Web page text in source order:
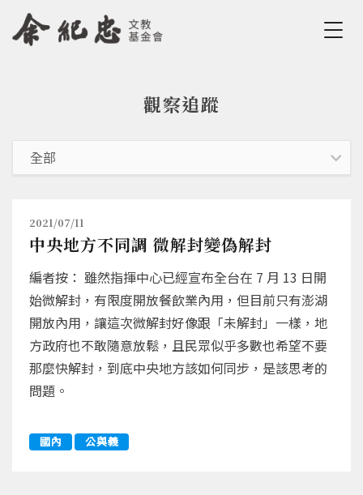
Jump to Navigation
Jump to Main content
觀察追蹤
2021/07/11
中央地方不同調 微解封變偽解封
編者按： 雖然指揮中心已經宣布全台在 7 月 13 日開
始微解封，有限度開放餐飲業內用，但目前只有澎湖
開放內用，讓這次微解封好像跟「未解封」一樣，地
方政府也不敢隨意放鬆，且民眾似乎多數也希望不要
那麼快解封，到底中央地方該如何同步，是該思考的
問題。
國內 公與義